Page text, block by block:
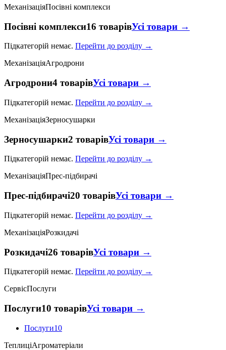
МеханізаціяПосівні комплекси
Посівні комплекси16 товарівУсі товари →
Підкатегорій немає. Перейти до розділу →
МеханізаціяАгродрони
Агродрони4 товарівУсі товари →
Підкатегорій немає. Перейти до розділу →
МеханізаціяЗерносушарки
Зерносушарки2 товарівУсі товари →
Підкатегорій немає. Перейти до розділу →
МеханізаціяПрес-підбирачі
Прес-підбирачі20 товарівУсі товари →
Підкатегорій немає. Перейти до розділу →
МеханізаціяРозкидачі
Розкидачі26 товарівУсі товари →
Підкатегорій немає. Перейти до розділу →
СервісПослуги
Послуги10 товарівУсі товари →
Послуги10
ТеплиціАгроматеріали